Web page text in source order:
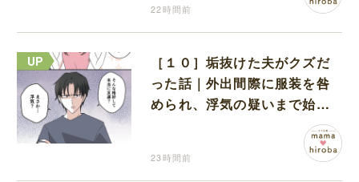
22時間前
［１０］垢抜けた夫がクズだ
った話｜外出間際に服装を咎
められ、浮気の疑いまで始め
23時間前